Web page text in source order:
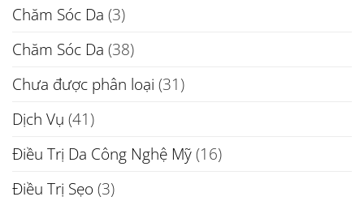
Chăm Sóc Da (3)
Chăm Sóc Da (38)
Chưa được phân loại (31)
Dịch Vụ (41)
Điều Trị Da Công Nghệ Mỹ(16)
Điều Trị Sẹo (3)